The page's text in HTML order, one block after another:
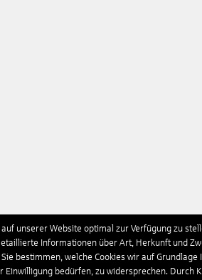
unserer Website optimal zur Verfügung zu
Informationen über Art, Herkunft und
bestimmen, welche Cookies wir auf
Einwilligung bedürfen, zu widersprechen. Durch